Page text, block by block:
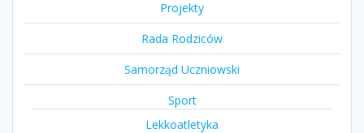
Projekty
Rada Rodziców
Samorząd Uczniowski
Sport
Lekkoatletyka